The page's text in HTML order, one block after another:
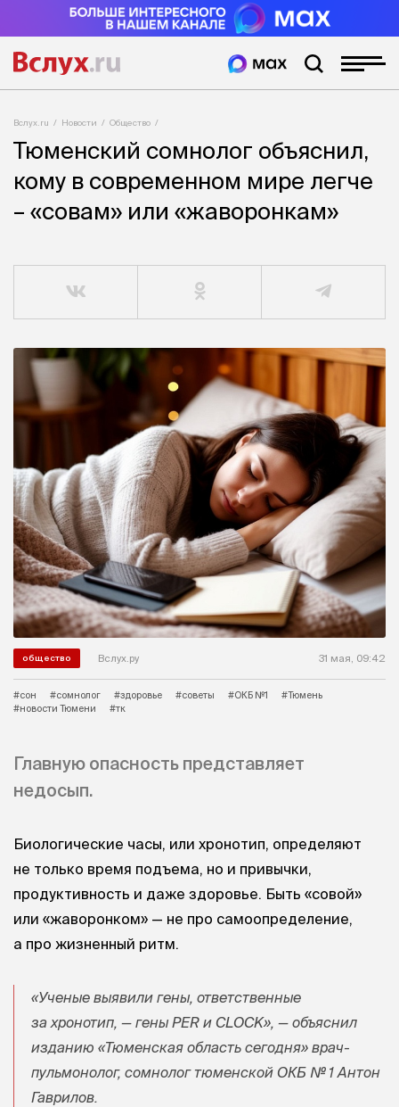
Вслух.ru Новости Общество
Тюменский сомнолог объяснил,
кому в современном мире легче
– «совам» или «жаворонкам»
общество Вслух.ру 31 мая, 09:42
#сон #сомнолог #здоровье #советы #ОКБ №1
#Тюмень
#новости Тюмени
#тк
Главную опасность представляет
недосып.
Биологические часы, или хронотип, определяют
не только время подъема, но и привычки,
продуктивность и даже здоровье. Быть «совой»
или «жаворонком» — не про самоопределение,
а про жизненный ритм.
«Ученые выявили гены, ответственные
за хронотип, — гены PER и CLOCK», — объяснил
изданию «Тюменская область сегодня» врач-
пульмонолог, сомнолог тюменской ОКБ № 1 Антон
Гаврилов.